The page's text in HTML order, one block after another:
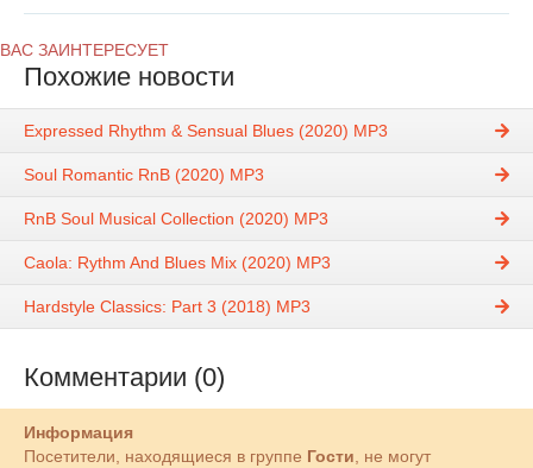
ВАС ЗАИНТЕРЕСУЕТ
Похожие новости
Expressed Rhythm & Sensual Blues (2020) MP3
Soul Romantic RnB (2020) MP3
RnB Soul Musical Collection (2020) MP3
Caola: Rythm And Blues Mix (2020) MP3
Hardstyle Classics: Part 3 (2018) MP3
Комментарии (0)
Информация
Посетители, находящиеся в группе Гости, не могут